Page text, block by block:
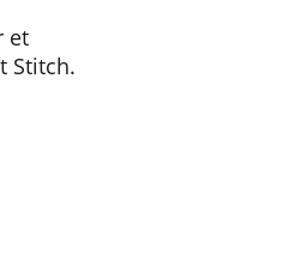
et
Stitch.